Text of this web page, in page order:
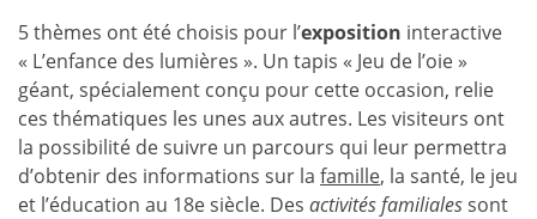
5 thèmes ont été choisis pour l’exposition interactive
« L’enfance des lumières ». Un tapis « Jeu de l’oie »
géant, spécialement conçu pour cette occasion, relie
ces thématiques les unes aux autres. Les visiteurs ont
la possibilité de suivre un parcours qui leur permettra
d’obtenir des informations sur la famille, la santé, le jeu
et l’éducation au 18e siècle. Des activités familialessont